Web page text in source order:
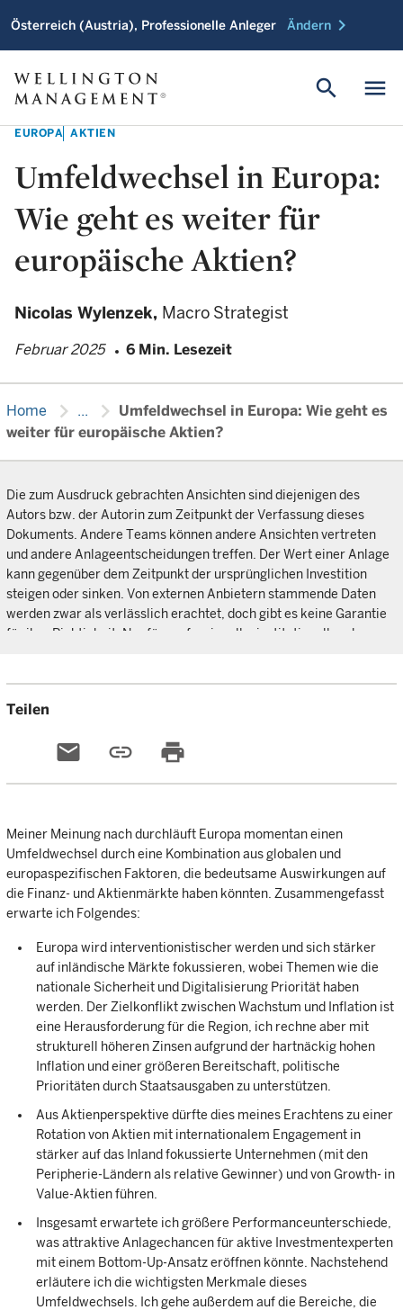
Österreich (Austria), Professionelle Anleger Ändern chevron_right
menu
search
EUROPA AKTIEN
Umfeldwechsel in Europa:
Wie geht es weiter für
europäische Aktien?
Nicolas Wylenzek, Macro Strategist
Februar 2025 6 Min. Lesezeit
Home chevron_right ... chevron_right
Umfeldwechsel in Europa: Wie geht es
weiter für europäische Aktien?
Die zum Ausdruck gebrachten Ansichten sind diejenigen des
Autors bzw. der Autorin zum Zeitpunkt der Verfassung dieses
Dokuments. Andere Teams können andere Ansichten vertreten
und andere Anlageentscheidungen treffen. Der Wert einer Anlage
kann gegenüber dem Zeitpunkt der ursprünglichen Investition
steigen oder sinken. Von externen Anbietern stammende Daten
werden zwar als verlässlich erachtet, doch gibt es keine Garantie
für ihre Richtigkeit. Nur für professionelle, institutionelle oder
Teilen
email link print
Meiner Meinung nach durchläuft Europa momentan einen
Umfeldwechsel durch eine Kombination aus globalen und
europaspezifischen Faktoren, die bedeutsame Auswirkungen auf
die Finanz- und Aktienmärkte haben könnten. Zusammengefasst
erwarte ich Folgendes:
Europa wird interventionistischer werden und sich stärker
auf inländische Märkte fokussieren, wobei Themen wie die
nationale Sicherheit und Digitalisierung Priorität haben
werden. Der Zielkonflikt zwischen Wachstum und Inflation ist
eine Herausforderung für die Region, ich rechne aber mit
strukturell höheren Zinsen aufgrund der hartnäckig hohen
Inflation und einer größeren Bereitschaft, politische
Prioritäten durch Staatsausgaben zu unterstützen.
Aus Aktienperspektive dürfte dies meines Erachtens zu einer
Rotation von Aktien mit internationalem Engagement in
stärker auf das Inland fokussierte Unternehmen (mit den
Peripherie-Ländern als relative Gewinner) und von Growth- in
Value-Aktien führen.
Insgesamt erwartete ich größere Performanceunterschiede,
was attraktive Anlagechancen für aktive Investmentexperten
mit einem Bottom-Up-Ansatz eröffnen könnte. Nachstehend
erläutere ich die wichtigsten Merkmale dieses
Umfeldwechsels. Ich gehe außerdem auf die Bereiche, die